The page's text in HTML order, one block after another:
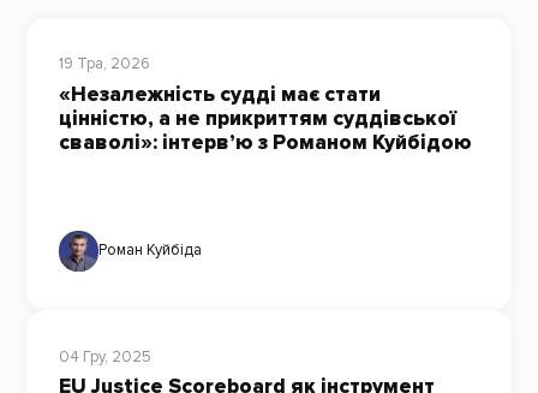
19 Тра, 2026
«Незалежність судді має стати
цінністю, а не прикриттям суддівської
сваволі»: інтерв’ю з Романом Куйбідою
Роман Куйбіда
04 Гру, 2025
EU Justice Scoreboard як інструмент